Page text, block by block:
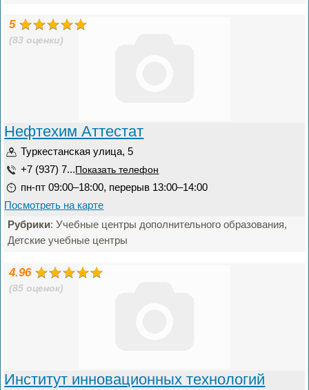
5
(83 оценки)
Нефтехим Аттестат
Туркестанская улица, 5
+7 (937) 7... Показать телефон
пн-пт 09:00–18:00, перерыв 13:00–14:00
Посмотреть на карте
Рубрики: Учебные центры дополнительного образования,
Детские учебные центры
4.96
(85 оценок)
Институт инновационных технологий